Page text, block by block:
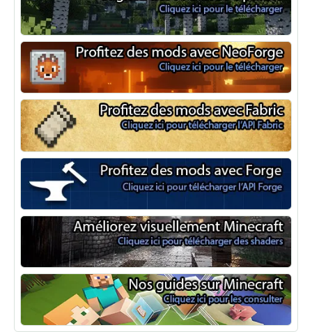
Optifine
NeoForge
Minecraft Fabric
Minecraft Forge
Shaders Minecraft
Guide Minecraft